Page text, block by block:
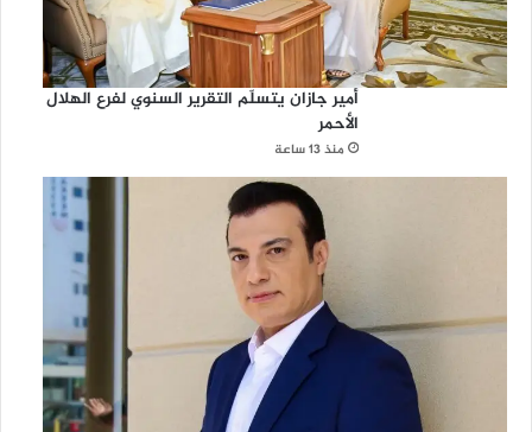
أمير جازان يتسلّم التقرير السنوي لفرع الهلال
الأحمر
منذ 13 ساعة